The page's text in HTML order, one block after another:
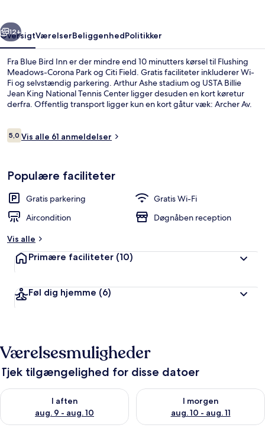
Næste
12+
OversigtVærelserBeliggenhedPolitikker
Fra Blue Bird Inn er der mindre end 10 minutters kørsel til Flushing
Meadows-Corona Park og Citi Field. Gratis faciliteter inkluderer Wi-
Fi og selvstændig parkering. Arthur Ashe stadium og USTA Billie
Jean King National Tennis Center ligger desuden en kort køretur
derfra. Offentlig transport ligger kun en kort gåtur væk: Archer Av.
Anmeldelser
5,05,0 ud af 10.
Vis alle 61 anmeldelser
Populære faciliteter
Gratis parkering
Gratis Wi-Fi
Aircondition
Døgnåben reception
Vis alle
Primære faciliteter (10)
Føl dig hjemme (6)
Værelsesmuligheder
Tjek tilgængelighed for disse datoer
I aften
aug. 9 - aug. 10
Tjek tilgængelighed for i aften aug. 9 - aug. 10
I morgen
aug. 10 - aug. 11
Tjek tilgængelighed for i